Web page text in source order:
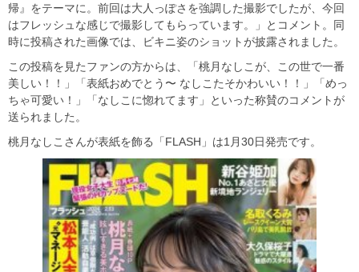
帰』をテーマに。前回は大人っぽさを強調した撮影でしたが、今回
はフレッシュな感じで撮影してもらっています。」とコメント。同
時に投稿された画像では、ビキニ姿のショットが披露されました。
この投稿を見たファンの方からは、「桃月なしこが、この世で一番
美しい！！」「表紙おめでとう〜 なしこたそかわいい！！」「めっ
ちゃ可愛い！」「なしこに惚れてます」といった称賛のコメントが
送られました。
桃月なしこさんが表紙を飾る「FLASH」は1月30日発売です。